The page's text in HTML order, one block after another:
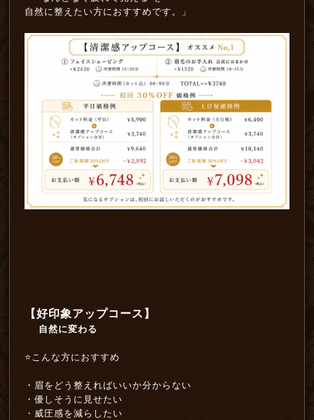
自然に整えたい方におすすめです。」
【好印象アップコース】
自然に変わる
⭐️こんな方におすすめ
・眉をどう整えればいいか分からない
・優しそうに見せたい
・威圧感を減らしたい